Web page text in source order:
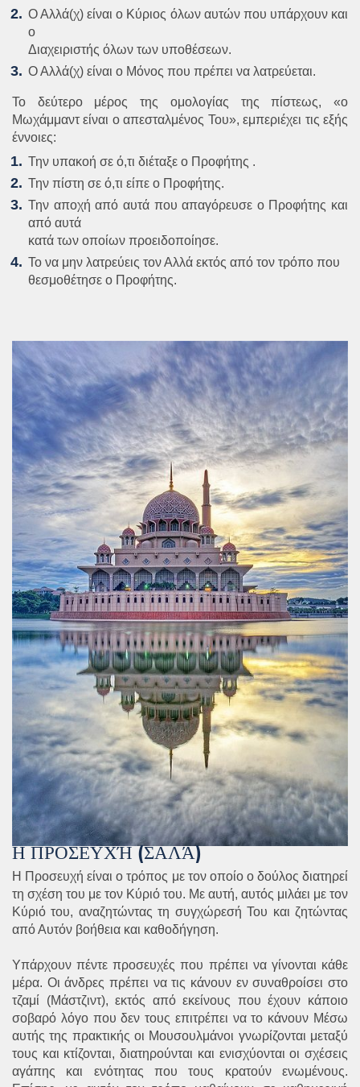
Ο Αλλά(χ) είναι ο Κύριος όλων αυτών που υπάρχουν και
ο
Διαχειριστής όλων των υποθέσεων.
Ο Αλλά(χ) είναι ο Μόνος που πρέπει να λατρεύεται.
Το δεύτερο μέρος της ομολογίας της πίστεως, «ο
Μωχάμμαντ είναι ο απεσταλμένος Του», εμπεριέχει τις εξής
έννοιες:
Την υπακοή σε ό,τι διέταξε ο Προφήτης .
Την πίστη σε ό,τι είπε ο Προφήτης.
Την αποχή από αυτά που απαγόρευσε ο Προφήτης και
από αυτά
κατά των οποίων προειδοποίησε.
Το να μην λατρεύεις τον Αλλά εκτός από τον τρόπο που
θεσμοθέτησε ο Προφήτης.
Η ΠΡΟΣΕΥΧΉ (ΣΑΛΆ)
Η Προσευχή είναι ο τρόπος με τον οποίο ο δούλος διατηρεί
τη σχέση του με τον Κύριό του. Με αυτή, αυτός μιλάει με τον
Κύριό του, αναζητώντας τη συγχώρεσή Του και ζητώντας
από Αυτόν βοήθεια και καθοδήγηση.
Υπάρχουν πέντε προσευχές που πρέπει να γίνονται κάθε
μέρα. Οι άνδρες πρέπει να τις κάνουν εν συναθροίσει στο
τζαμί (Μάστζιντ), εκτός από εκείνους που έχουν κάποιο
σοβαρό λόγο που δεν τους επιτρέπει να το κάνουν Μέσω
αυτής της πρακτικής οι Μουσουλμάνοι γνωρίζονται μεταξύ
τους και κτίζονται, διατηρούνται και ενισχύονται οι σχέσεις
αγάπης και ενότητας που τους κρατούν ενωμένους.